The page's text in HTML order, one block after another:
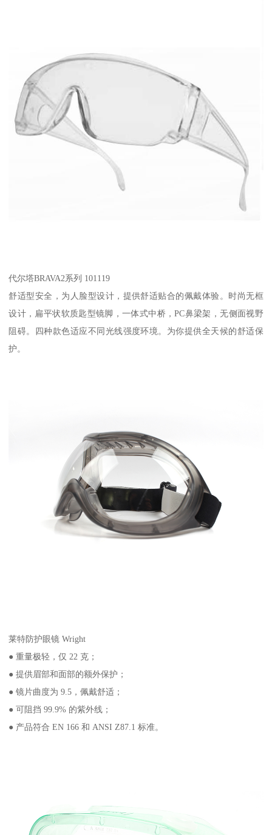
代尔塔BRAVA2系列 101119
舒适型安全，为人脸型设计，提供舒适贴合的佩戴体验。时尚无框
设计，扁平状软质匙型镜脚，一体式中桥，PC鼻梁架，无侧面视野
阻碍。四种款色适应不同光线强度环境。为你提供全天候的舒适保
护。
莱特防护眼镜 Wright
● 重量极轻，仅 22 克；
● 提供眉部和面部的额外保护；
● 镜片曲度为 9.5，佩戴舒适；
● 可阻挡 99.9% 的紫外线；
● 产品符合 EN 166 和 ANSI Z87.1 标准。